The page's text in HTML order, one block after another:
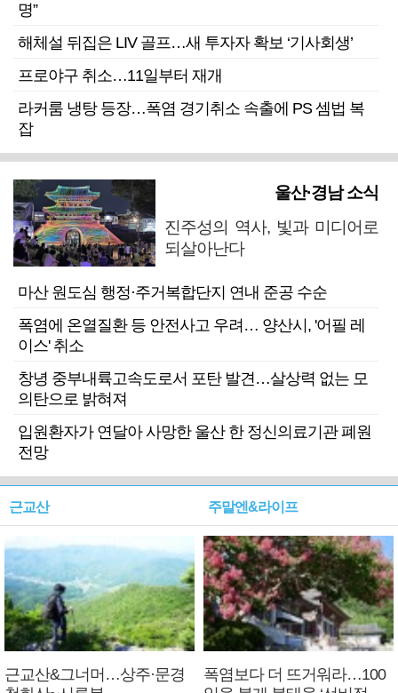
명”
해체설 뒤집은 LIV 골프…새 투자자 확보 ‘기사회생’
프로야구 취소…11일부터 재개
라커룸 냉탕 등장…폭염 경기취소 속출에 PS 셈법 복
잡
울산·경남 소식
진주성의 역사, 빛과 미디어로
되살아난다
마산 원도심 행정·주거복합단지 연내 준공 수순
폭염에 온열질환 등 안전사고 우려… 양산시, '어필 레
이스' 취소
창녕 중부내륙고속도로서 포탄 발견…살상력 없는 모
의탄으로 밝혀져
입원환자가 연달아 사망한 울산 한 정신의료기관 폐원
전망
근교산
근교산&그너머…상주·문경
주말엔&라이프
폭염보다 더 뜨거워라…100